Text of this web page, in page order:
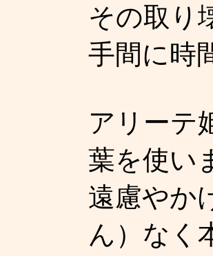
その取り
手間に時
アリーテ
葉を使い
遠慮やか
ん）なく